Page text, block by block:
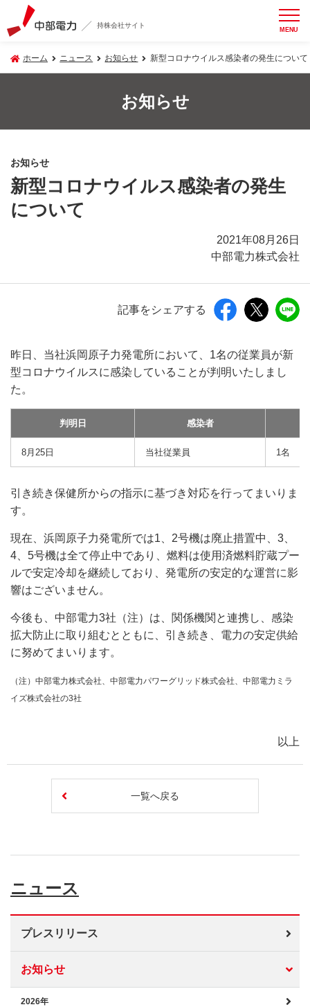
持株会社サイト MENU
ホーム ニュース お知らせ 新型コロナウイルス感染者の発生について
お知らせ
お知らせ
新型コロナウイルス感染者の発生
について
2021年08月26日
中部電力株式会社
記事をシェアする
昨日、当社浜岡原子力発電所において、1名の従業員が新
型コロナウイルスに感染していることが判明いたしまし
た。
判明日 感染者
8月25日 当社従業員 1名
引き続き保健所からの指示に基づき対応を行ってまいりま
す。
現在、浜岡原子力発電所では1、2号機は廃止措置中、3、
4、5号機は全て停止中であり、燃料は使用済燃料貯蔵プー
ルで安定冷却を継続しており、発電所の安定的な運営に影
響はございません。
今後も、中部電力3社（注）は、関係機関と連携し、感染
拡大防止に取り組むとともに、引き続き、電力の安定供給
に努めてまいります。
（注）中部電力株式会社、中部電力パワーグリッド株式会社、中部電力ミラ
イズ株式会社の3社
以上
一覧へ戻る
ニュース
プレスリリース
お知らせ
2026年